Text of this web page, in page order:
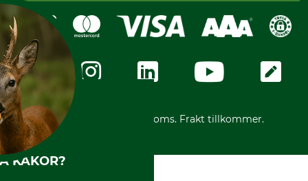
Köpvillkor - 2025-06-18
Dataskydd
Integritetspolicy
Ångerrätt
Ångerrätt för din beställning
Reklamationer
Frakter
Swish
Om oss
GRUBE-Gruppen
Företagsuppgifter
Karriär
Vår personal
Varumärken
Mässor
Instagram TOS
Media
Code of Conduct
*Alla priser inklusive moms. Frakt tillkommer.
KAKOR?